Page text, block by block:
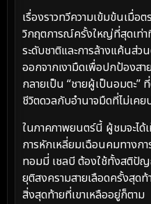
เรื่องราวทวีความเข้มข้นเมื่
วิกฤตการณ์ครั้งใหญ่ที่สุดเท่
ระดับชาติและการล้างแค้นส่
ออกจากเงามืดเพื่อปกป้องสา
กลายเป็น “ชายผู้เป็นอมตะ
ชีวิตดวลกับอำนาจมืดที่ไม่เคย
ในภาคภาพยนตร์นี้ ผู้ชมจะได้
การหักเหลี่ยมเฉือนคมทางก
ทอมมี่ เชลบี ต้องใช้ทั้งสติปัญ
ยุติสงครามสายเลือดครั้งสุด
สิ่งสุดท้ายที่เขาเหลืออยู่ก็ตาม